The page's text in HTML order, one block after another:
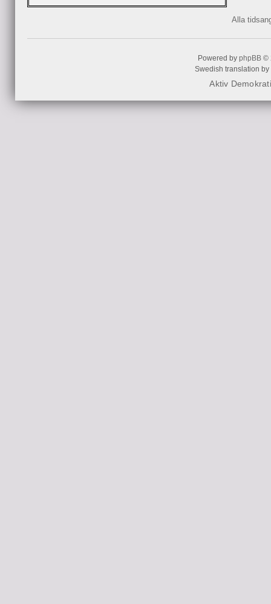
Alla
Powered by phpBB©
Swedish translation by
Aktiv Demokrati